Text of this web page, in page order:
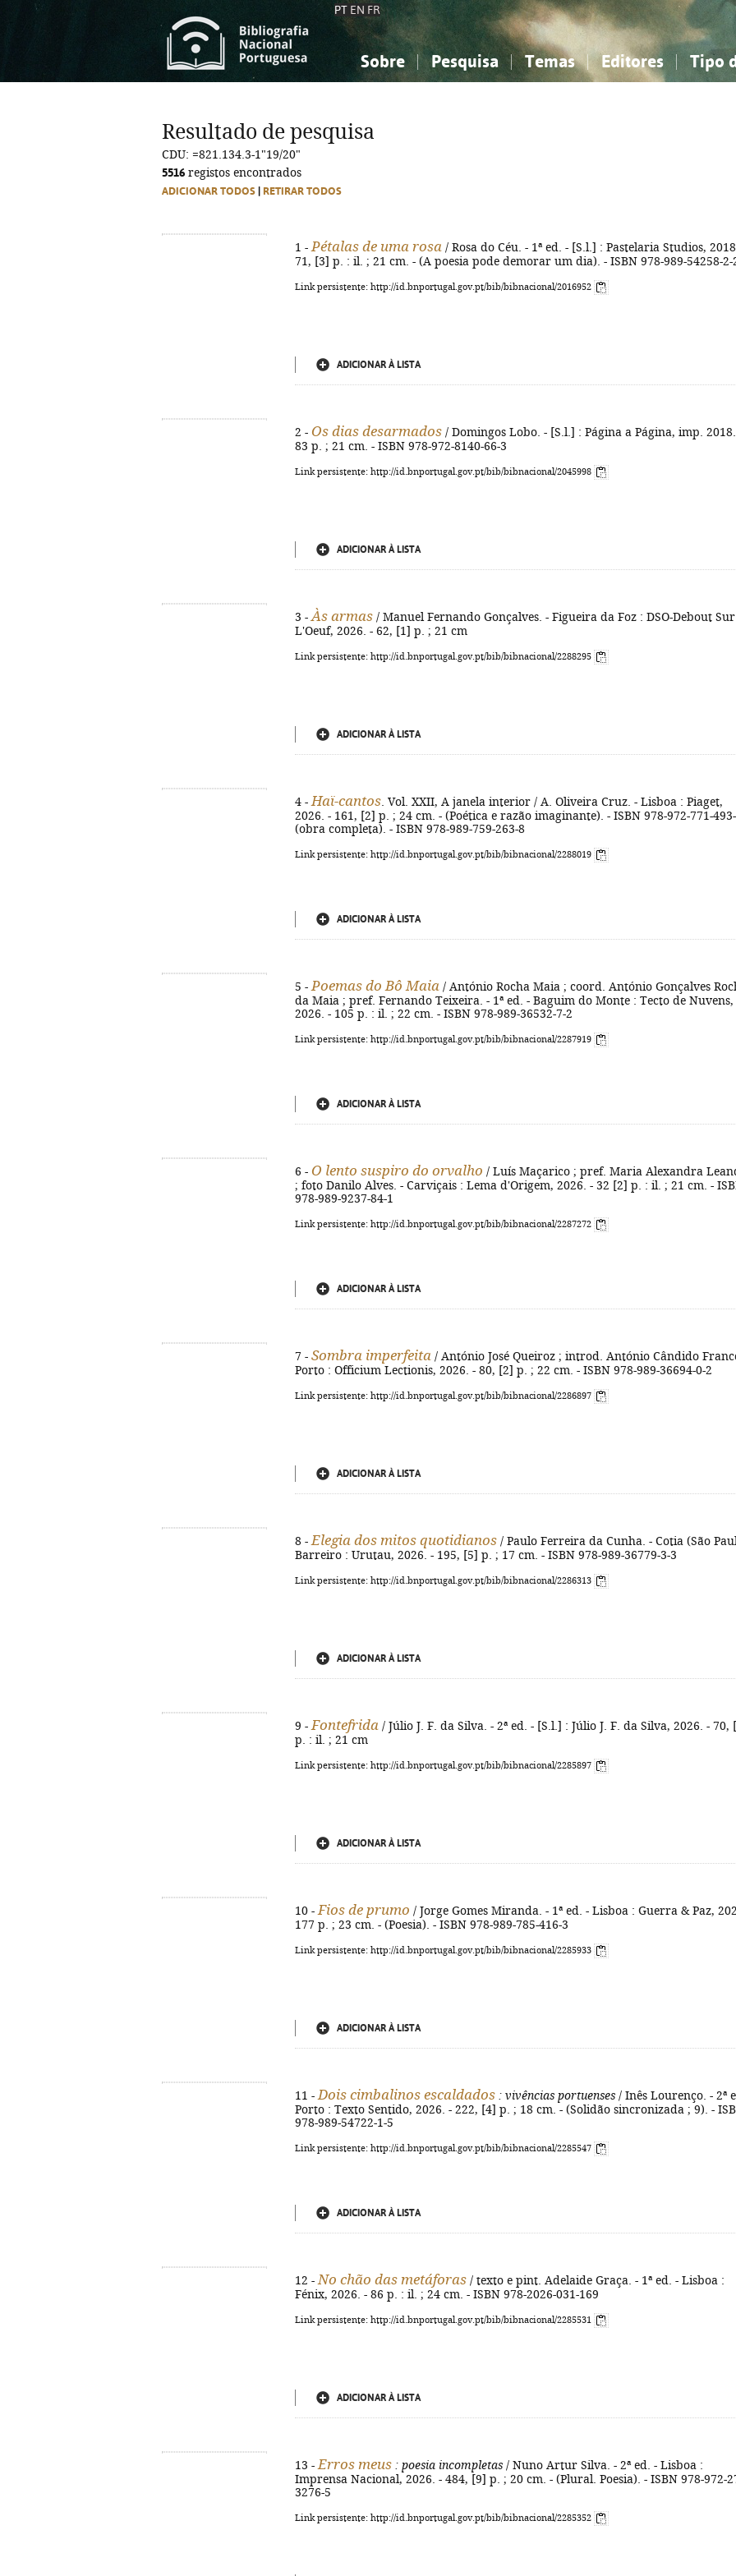
PT EN FR
Sobre Pesquisa Temas
Ciências sociais...
Editores Tipo
Ciências sociais...
Resultado de pesquisa
CDU: =821.134.3-1"19/20"
5516 registos encontrados
ADICIONAR TODOS RETIRAR TODOS
1 - Pétalas de uma rosa / Rosa do Céu. - 1ª ed. - [S.l.] : Pastelaria Studios,
71, [3] p. : il. ; 21 cm. - (A poesia pode demorar um dia). - ISBN 978-989-54258-2-
Link persistente: http://id.bnportugal.gov.pt/bib/bibnacional/2016952
ADICIONAR À LISTA
2 - Os dias desarmados / Domingos Lobo. - [S.l.] : Página a Página, imp.
83 p. ; 21 cm. - ISBN 978-972-8140-66-3
Link persistente: http://id.bnportugal.gov.pt/bib/bibnacional/2045998
ADICIONAR À LISTA
3 - Às armas / Manuel Fernando Gonçalves. - Figueira da Foz : DSO-Debout Sur
L'Oeuf, 2026. - 62, [1] p. ; 21 cm
Link persistente: http://id.bnportugal.gov.pt/bib/bibnacional/2288295
ADICIONAR À LISTA
4 - Haï-cantos . Vol. XXII, A janela interior / A. Oliveira Cruz. - Lisboa : Piaget,
2026. - 161, [2] p. ; 24 cm. - (Poética e razão imaginante). - ISBN 978-972-771-
(obra completa). - ISBN 978-989-759-263-8
Link persistente: http://id.bnportugal.gov.pt/bib/bibnacional/2288019
ADICIONAR À LISTA
5 - Poemas do Bô Maia / António Rocha Maia ; coord. António Gonçalves
da Maia ; pref. Fernando Teixeira. - 1ª ed. - Baguim do Monte : Tecto de Nuvens,
2026. - 105 p. : il. ; 22 cm. - ISBN 978-989-36532-7-2
Link persistente: http://id.bnportugal.gov.pt/bib/bibnacional/2287919
ADICIONAR À LISTA
6 - O lento suspiro do orvalho / Luís Maçarico ; pref. Maria Alexandra
; foto Danilo Alves. - Carviçais : Lema d'Origem, 2026. - 32 [2] p. : il. ; 21 cm. -
978-989-9237-84-1
Link persistente: http://id.bnportugal.gov.pt/bib/bibnacional/2287272
ADICIONAR À LISTA
7 - Sombra imperfeita / António José Queiroz ; introd. António Cândido
Porto : Officium Lectionis, 2026. - 80, [2] p. ; 22 cm. - ISBN 978-989-36694-0-2
Link persistente: http://id.bnportugal.gov.pt/bib/bibnacional/2286897
ADICIONAR À LISTA
8 - Elegia dos mitos quotidianos / Paulo Ferreira da Cunha. - Cotia (São
Barreiro : Urutau, 2026. - 195, [5] p. ; 17 cm. - ISBN 978-989-36779-3-3
Link persistente: http://id.bnportugal.gov.pt/bib/bibnacional/2286313
ADICIONAR À LISTA
9 - Fontefrida / Júlio J. F. da Silva. - 2ª ed. - [S.l.] : Júlio J. F. da Silva, 2026. - 70,
p. : il. ; 21 cm
Link persistente: http://id.bnportugal.gov.pt/bib/bibnacional/2285897
ADICIONAR À LISTA
10 - Fios de prumo / Jorge Gomes Miranda. - 1ª ed. - Lisboa : Guerra & Paz,
177 p. ; 23 cm. - (Poesia). - ISBN 978-989-785-416-3
Link persistente: http://id.bnportugal.gov.pt/bib/bibnacional/2285933
ADICIONAR À LISTA
11 - Dois cimbalinos escaldados : vivências portuenses / Inês Lourenço. - 2ª
Porto : Texto Sentido, 2026. - 222, [4] p. ; 18 cm. - (Solidão sincronizada ; 9). -
978-989-54722-1-5
Link persistente: http://id.bnportugal.gov.pt/bib/bibnacional/2285547
ADICIONAR À LISTA
12 - No chão das metáforas / texto e pint. Adelaide Graça. - 1ª ed. - Lisboa :
Fénix, 2026. - 86 p. : il. ; 24 cm. - ISBN 978-2026-031-169
Link persistente: http://id.bnportugal.gov.pt/bib/bibnacional/2285531
ADICIONAR À LISTA
13 - Erros meus : poesia incompletas / Nuno Artur Silva. - 2ª ed. - Lisboa :
Imprensa Nacional, 2026. - 484, [9] p. ; 20 cm. - (Plural. Poesia). - ISBN 978-972-
3276-5
Link persistente: http://id.bnportugal.gov.pt/bib/bibnacional/2285352